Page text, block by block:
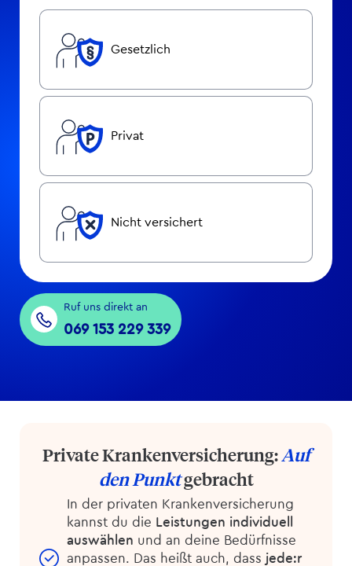
Gesetzlich
Privat
Nicht versichert
Ruf uns direkt an
069 153 229 339
Private Kranken­versicherung: Auf
den Punktgebracht
In der privaten Kranken­versicherung
kannst du die Leistungen individuell
auswählen und an deine Bedürfnisse
anpassen. Das heißt auch, dass jede:r